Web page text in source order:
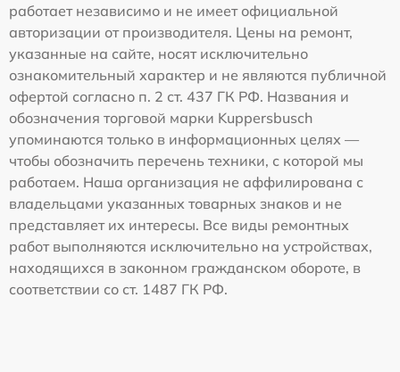
работает независимо и не имеет официальной
авторизации от производителя. Цены на ремонт,
указанные на сайте, носят исключительно
ознакомительный характер и не являются публичной
офертой согласно п. 2 ст. 437 ГК РФ. Названия и
обозначения торговой марки Kuppersbusch
упоминаются только в информационных целях —
чтобы обозначить перечень техники, с которой мы
работаем. Наша организация не аффилирована с
владельцами указанных товарных знаков и не
представляет их интересы. Все виды ремонтных
работ выполняются исключительно на устройствах,
находящихся в законном гражданском обороте, в
соответствии со ст. 1487 ГК РФ.